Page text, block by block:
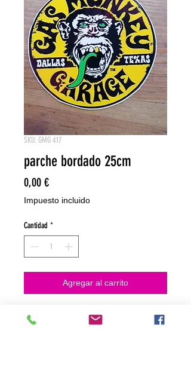
SKU: GMG 417
parche bordado 25cm
0,00 €Precio
Impuesto incluido
Cantidad *
Agregar al carrito
NO HACEMOS ENVIOS ON LINE